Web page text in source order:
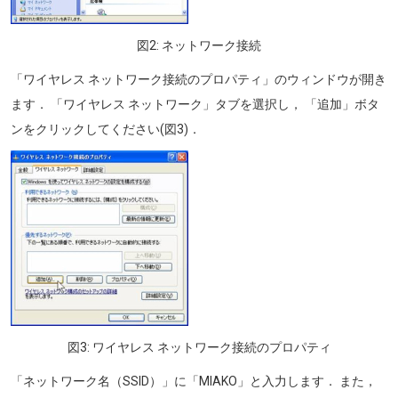
図2: ネットワーク接続
「ワイヤレス ネットワーク接続のプロパティ」のウィンドウが開き
ます． 「ワイヤレス ネットワーク」タブを選択し， 「追加」ボタ
ンをクリックしてください(図3)．
画像
図3: ワイヤレス ネットワーク接続のプロパティ
「ネットワーク名（SSID）」に「MIAKO」と入力します． また，